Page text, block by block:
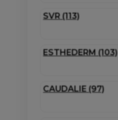
SVR (113)
ESTHEDERM (103)
CAUDALIE (97)